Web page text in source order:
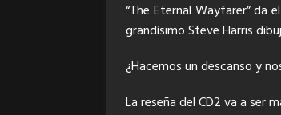
“The Eternal Wayfarer” da
grandísimo Steve Harris
¿Hacemos un descanso y
La reseña del CD2 va a ser